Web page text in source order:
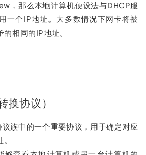
，那么本地计算机便设法与DHCP服
一个IP地址。大多数情况下网卡将被
相同的IP地址。
换协议）
族中的一个重要协议，用于确定对应